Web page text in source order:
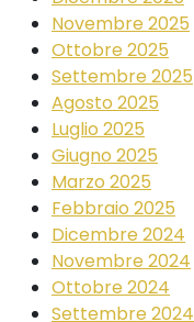
Novembre 2025
Ottobre 2025
Settembre 2025
Agosto 2025
Luglio 2025
Giugno 2025
Marzo 2025
Febbraio 2025
Dicembre 2024
Novembre 2024
Ottobre 2024
Settembre 2024